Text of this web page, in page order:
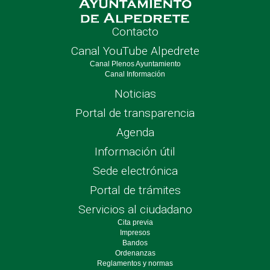
Contacto
Canal YouTube Alpedrete
Canal Plenos Ayuntamiento
Canal Información
Noticias
Portal de transparencia
Agenda
Información útil
Sede electrónica
Portal de trámites
Servicios al ciudadano
Cita previa
Impresos
Bandos
Ordenanzas
Reglamentos y normas